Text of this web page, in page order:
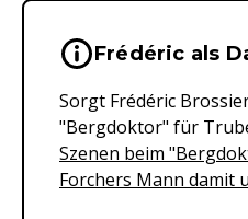
Wichtige
Frédéric als
Sorgt Frédéric
"Bergdoktor" für
Szenen beim
Forchers Mann damit